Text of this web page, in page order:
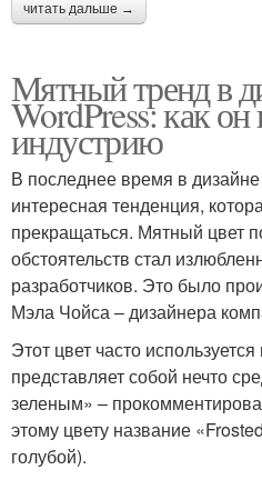
читать дальше →
Мятный тренд в
WordPress: как
индустрию
В последнее время в
интересная тенденция,
прекращаться. Мятный цвет
обстоятельств стал
разработчиков. Это было
Мэла Чойса – дизайнера
Этот цвет часто
представляет собой нечто
зеленым» –
этому цвету название
голубой).